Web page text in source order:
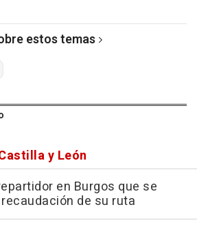
estos temas
y León
en Burgos que se
de su ruta